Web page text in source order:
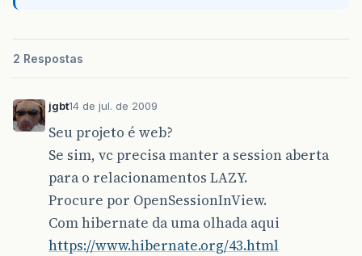
2 Respostas
jgbt14 de jul. de 2009
Seu projeto é web?
Se sim, vc precisa manter a session aberta
para o relacionamentos LAZY.
Procure por OpenSessionInView.
Com hibernate da uma olhada aqui
https://www.hibernate.org/43.html